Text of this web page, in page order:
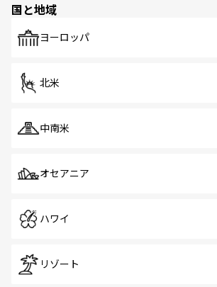
で、ホーカーズは地元の風情を楽し
国と地域
ヨーロッパ
北米
中南米
オセアニア
ハワイ
リゾート